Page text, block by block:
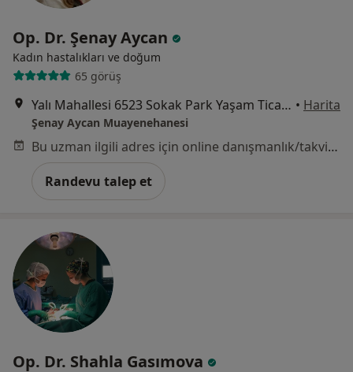
Op. Dr. Şenay Aycan
Kadın hastalıkları ve doğum
65 görüş
Yalı Mahallesi 6523 Sokak Park Yaşam Ticaret Merkezi No: 32 B Blok Kat 3 Daire 317 Mavişehir, İzmir • Harita
Şenay Aycan Muayenehanesi
Bu uzman ilgili adres için online danışmanlık/takvim sunmuyor.
Randevu talep et
Op. Dr. Shahla Gasımova